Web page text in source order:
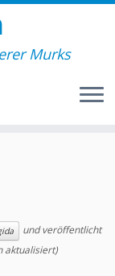
Murks
und veröffentlicht
aktualisiert)